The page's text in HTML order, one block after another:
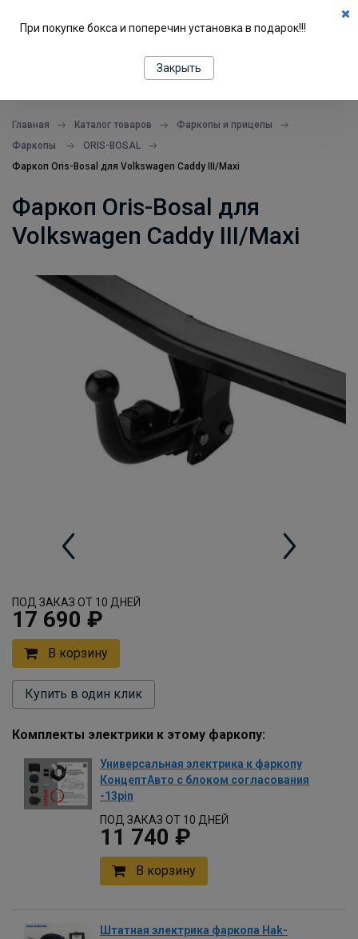
Главная Каталог товаров
Фаркопы и прицепы
Фаркопы
ORIS-BOSAL
Фаркоп Oris-Bosal для Volkswagen Caddy III/Maxi
Фаркоп Oris-Bosal для
Volkswagen Caddy III/Maxi
ПОД ЗАКАЗ ОТ 10 ДНЕЙ
17 690 ₽
В корзину
Купить в один клик
Комплекты электрики к этому фаркопу:
Универсальная электрика к фаркопу
КонцептАвто с блоком согласования
-13pin
ПОД ЗАКАЗ ОТ 10 ДНЕЙ
11 740 ₽
В корзину
Штатная электрика фаркопа Hak-
При покупке бокса и поперечин установка в подарок!!!
Закрыть